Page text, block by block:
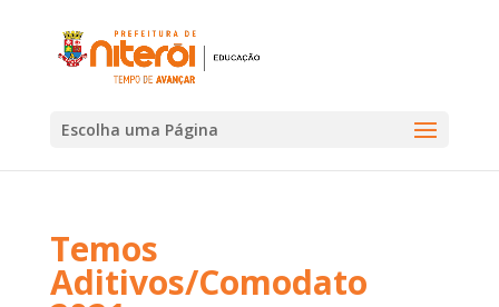
Escolha uma Página
Temos
Aditivos/Comodato